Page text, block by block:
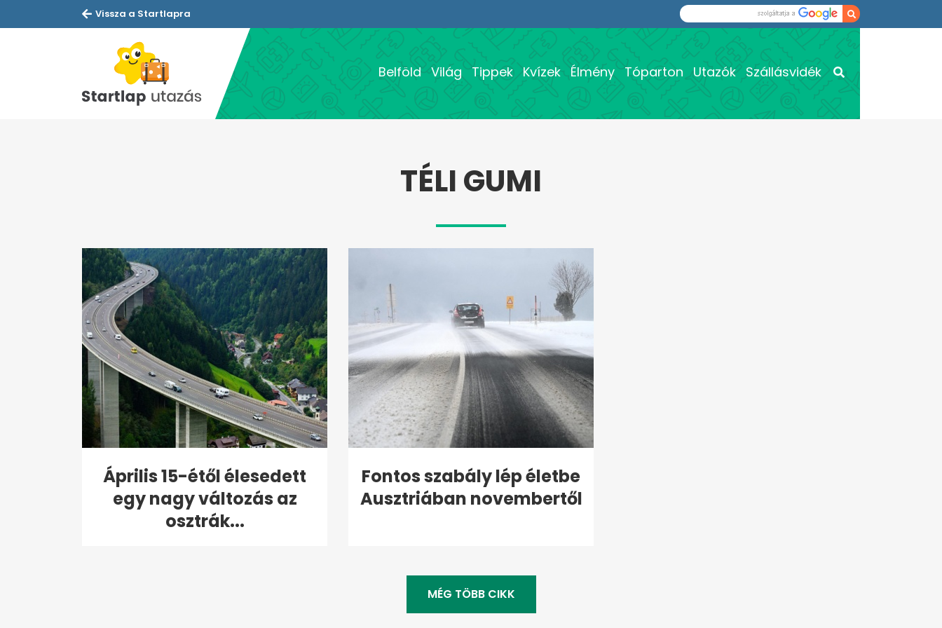
Vissza a Startlapra
Belföld Világ Tippek Kvízek Élmény Tóparton Utazók Szállásvidék
TÉLI GUMI
Április 15-étől élesedett
egy nagy változás az
osztrák...
Fontos szabály lép életbe
Ausztriában novembertől
MÉG TÖBB CIKK